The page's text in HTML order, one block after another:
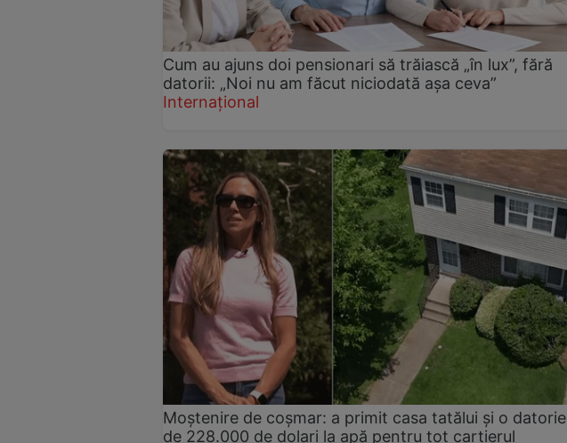
Cum au ajuns doi pensionari să trăiască „în lux”, fără
datorii: „Noi nu am făcut niciodată așa ceva”
Internațional
Moștenire de coșmar: a primit casa tatălui și o datorie
de 228.000 de dolari la apă pentru tot cartierul